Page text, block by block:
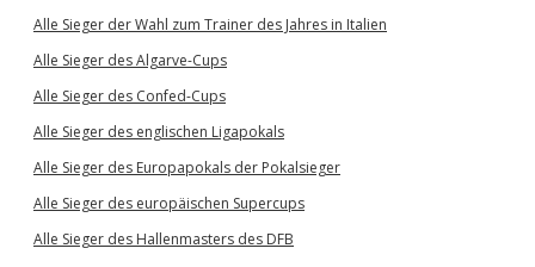
Alle Sieger der Wahl zum Trainer des Jahres in Italien
Alle Sieger des Algarve-Cups
Alle Sieger des Confed-Cups
Alle Sieger des englischen Ligapokals
Alle Sieger des Europapokals der Pokalsieger
Alle Sieger des europäischen Supercups
Alle Sieger des Hallenmasters des DFB